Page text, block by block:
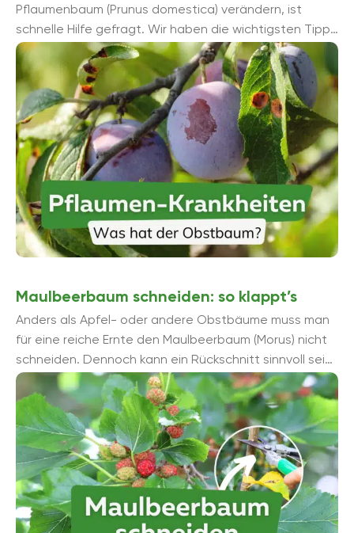
Pflaumenbaum (Prunus domestica) verändern, ist
schnelle Hilfe gefragt. Wir haben die wichtigsten Tipps
zur Bekämpfung von ...
Maulbeerbaum schneiden: so klappt’s
Anders als Apfel- oder andere Obstbäume muss man
für eine reiche Ernte den Maulbeerbaum (Morus) nicht
schneiden. Dennoch kann ein Rückschnitt sinnvoll sein,
da das exotische Gehö...